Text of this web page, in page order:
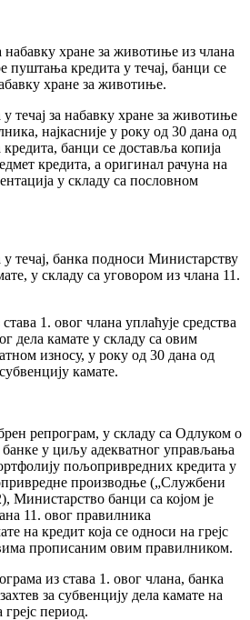
набавку хране за животиње из члана
пуштања кредита у течај, банци се
хране за животиње.
течај за набавку хране за животиње
најкасније у року од 30 дана од
банци се доставља копија
кредита, а оригинал рачуна на
у складу са пословном
течај, банка подноси Министарству
у складу са уговором из члана 11.
1. овог члана уплаћује средства
дела камате у складу са овим
износу, у року од 30 дана од
камате.
репрограм, у складу са Одлуком о
у циљу адекватног управљања
пољопривредних кредита у
производње („Службени
Министарство банци са којом је
11. овог правилника
на кредит која се односи на грејс
прописаним овим правилником.
из става 1. овог члана, банка
за субвенцију дела камате на
грејс период.